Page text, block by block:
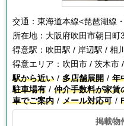
交通： 東海道本線<琵琶湖線
所在地： 大阪府吹田市朝日
得意駅： 吹田駅 / 岸辺駅 / 相
得意エリア： 吹田市 / 茨木市
駅から近い
多店舗展開 年
駐車場有
仲介手数料が家賃
車でご案内
メール対応可
掲載物